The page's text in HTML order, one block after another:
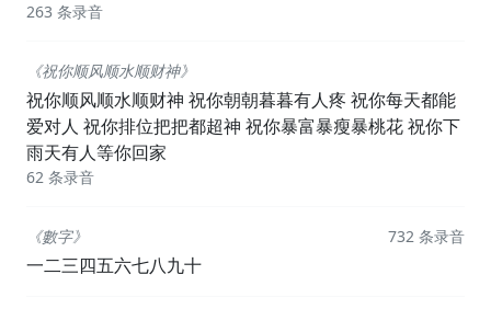
263 条录音
《祝你顺风顺水顺财神》
祝你顺风顺水顺财神 祝你朝朝暮暮有人疼 祝你每天都能
爱对人 祝你排位把把都超神 祝你暴富暴瘦暴桃花 祝你下
雨天有人等你回家
62 条录音
《數字》
一二三四五六七八九十
732 条录音